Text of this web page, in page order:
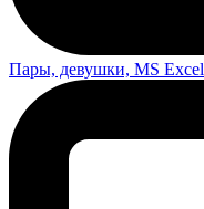
Пары, девушки, MS Excel